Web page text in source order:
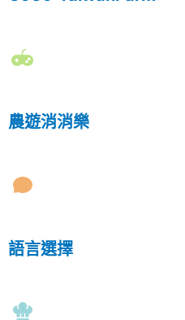
農遊消消樂
語言選擇